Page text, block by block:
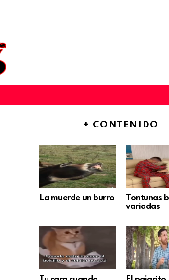
+ CONTENIDO
La muerde un burro
Tontunas
variadas